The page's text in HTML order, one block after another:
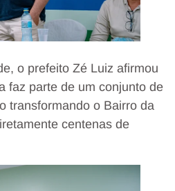
o prefeito Zé Luiz afirmou
faz parte de um conjunto de
transformando o Bairro da
centenas de